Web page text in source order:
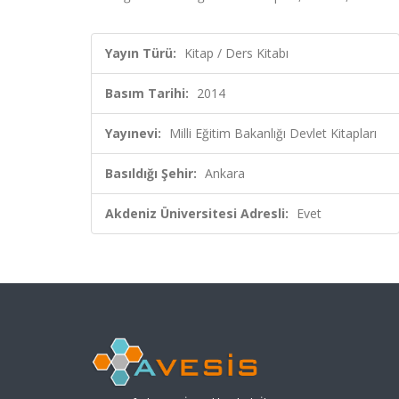
Yayın Türü: Kitap / Ders Kitabı
Basım Tarihi: 2014
Yayınevi: Milli Eğitim Bakanlığı Devlet Kitapları
Basıldığı Şehir: Ankara
Akdeniz Üniversitesi Adresli: Evet